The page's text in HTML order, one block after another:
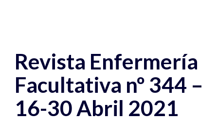
Revista Enfermería
Facultativa nº 344 –
16-30 Abril 2021